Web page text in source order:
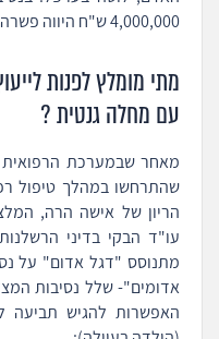
4,000,000 ש"ח היווה פשרה מיטבית.
מתי מומלץ לפנות
עם מחלה גנטית ?
מאחר שבמערכת הרפואית
שהתרחשו במהלך טיפול
הריון של אישה הרה,
עו"ד הבקי בדיני
מתנוסס "דגל אדום" על
אדומים"- שלל נסיבות
האפשרות להגיש תביעה